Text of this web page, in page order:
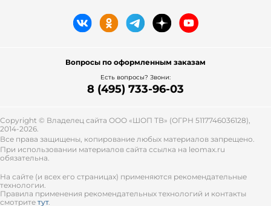
Вопросы по оформленным заказам
Есть вопросы? Звони:
8 (495) 733-96-03
Copyright © Владелец сайта ООО «ШОП ТВ» (ОГРН 5117746036128),
2014-2026.
Все права защищены, копирование любых материалов запрещено.
При использовании материалов сайта ссылка на leomax.ru
обязательна.
На сайте (и всех его страницах) применяются рекомендательные
технологии.
Правила применения рекомендательных технологий и контакты
смотрите тут.